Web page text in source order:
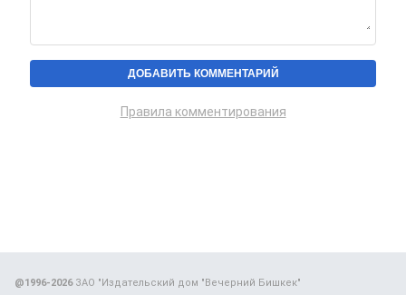
Правила комментирования
@1996-2026ЗАО "Издательский дом "Вечерний Бишкек"